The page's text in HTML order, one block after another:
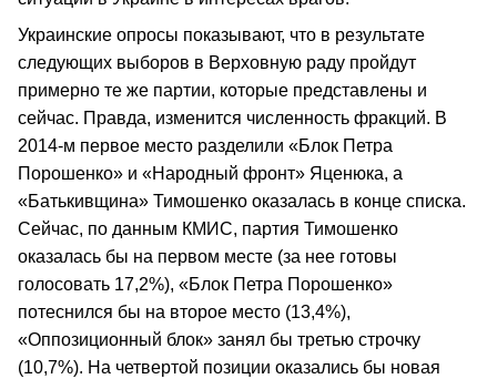
Украинские опросы показывают, что в результате
следующих выборов в Верховную раду пройдут
примерно те же партии, которые представлены и
сейчас. Правда, изменится численность фракций. В
2014-м первое место разделили «Блок Петра
Порошенко» и «Народный фронт» Яценюка, а
«Батькивщина» Тимошенко оказалась в конце списка.
Сейчас, по данным КМИС, партия Тимошенко
оказалась бы на первом месте (за нее готовы
голосовать 17,2%), «Блок Петра Порошенко»
потеснился бы на второе место (13,4%),
«Оппозиционный блок» занял бы третью строчку
(10,7%). На четвертой позиции оказались бы новая